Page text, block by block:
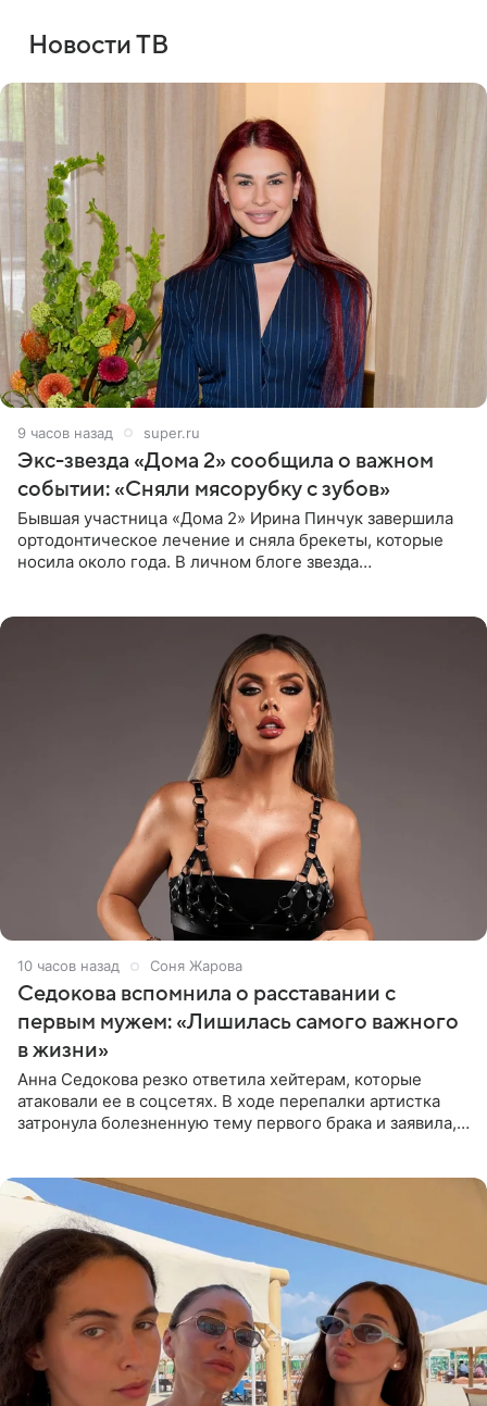
Новости ТВ
9 часов назад super.ru
Экс-звезда «Дома 2» сообщила о важном
событии: «Сняли мясорубку с зубов»
Бывшая участница «Дома 2» Ирина Пинчук завершила
ортодонтическое лечение и сняла брекеты, которые
носила около года. В личном блоге звезда
10 часов назад Соня Жарова
Седокова вспомнила о расставании с
первым мужем: «Лишилась самого важного
в жизни»
Анна Седокова резко ответила хейтерам, которые
атаковали ее в соцсетях. В ходе перепалки артистка
затронула болезненную тему первого брака и заявила,